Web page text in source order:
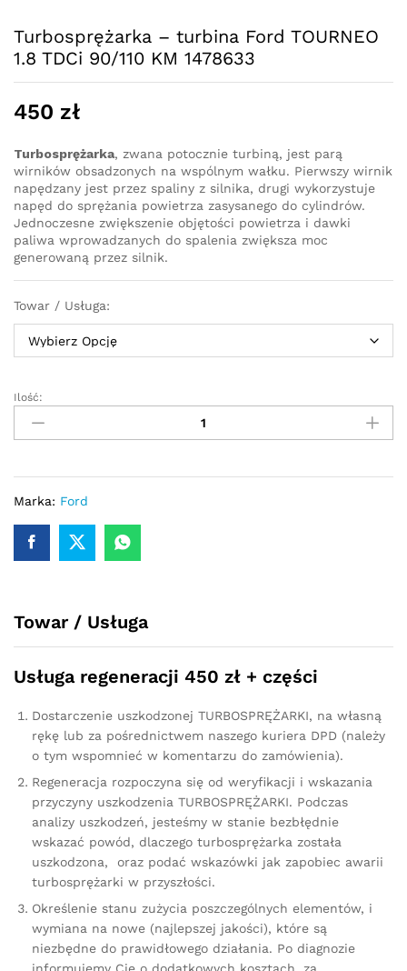
Turbosprężarka – turbina Ford TOURNEO
1.8 TDCi 90/110 KM 1478633
450 zł
Turbosprężarka, zwana potocznie turbiną, jest parą
wirników obsadzonych na wspólnym wałku. Pierwszy wirnik
napędzany jest przez spaliny z silnika, drugi wykorzystuje
napęd do sprężania powietrza zasysanego do cylindrów.
Jednoczesne zwiększenie objętości powietrza i dawki
paliwa wprowadzanych do spalenia zwiększa moc
generowaną przez silnik.
Towar / Usługa:
Turbosprężarka
turbina
TOURNEO
1.8
90/110
KM
Ilość:
Marka: Ford
Towar / Usługa
Usługa regeneracji 450 zł + części
Dostarczenie uszkodzonej TURBOSPRĘŻARKI, na własną
rękę lub za pośrednictwem naszego kuriera DPD (należy
o tym wspomnieć w komentarzu do zamówienia).
Regeneracja rozpoczyna się od weryfikacji i wskazania
przyczyny uszkodzenia TURBOSPRĘŻARKI. Podczas
analizy uszkodzeń, jesteśmy w stanie bezbłędnie
wskazać powód, dlaczego turbosprężarka została
uszkodzona, oraz podać wskazówki jak zapobiec awarii
turbosprężarki w przyszłości.
Określenie stanu zużycia poszczególnych elementów, i
wymiana na nowe (najlepszej jakości), które są
niezbędne do prawidłowego działania. Po diagnozie
informujemy Cię o dodatkowych kosztach, za